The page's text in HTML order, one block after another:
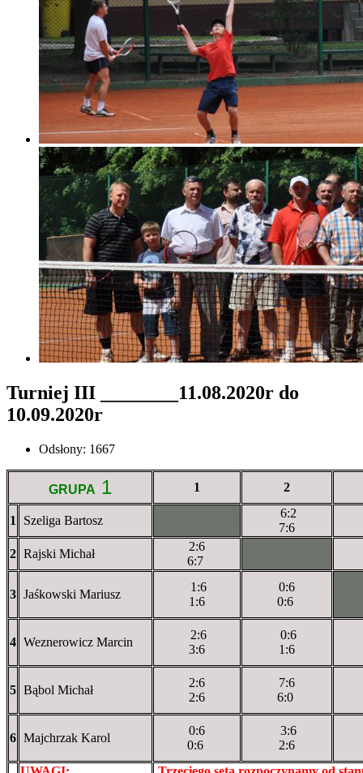
Turniej III ________11.08.2020r do
10.09.2020r
Odsłony: 1667
GRUPA 1 1 2
1 Szeliga Bartosz
6:2
7:6
2 Rajski Michał
2:6
6:7
3 Jaśkowski Mariusz
1:6
1:6
0:6
0:6
4 Weznerowicz Marcin
2:6
3:6
0:6
1:6
5 Bąbol Michał
2:6
2:6
7:6
6:0
6 Majchrzak Karol
0:6
0:6
3:6
2:6